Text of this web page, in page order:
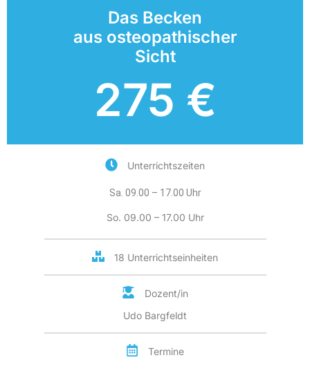
Das Becken
aus osteopathischer
Sicht
275 €
Unterrichtszeiten
Sa. 09.00 – 17.00 Uhr
So. 09.00 – 17.00 Uhr
18 Unterrichtseinheiten
Dozent/in
Udo Bargfeldt
Termine